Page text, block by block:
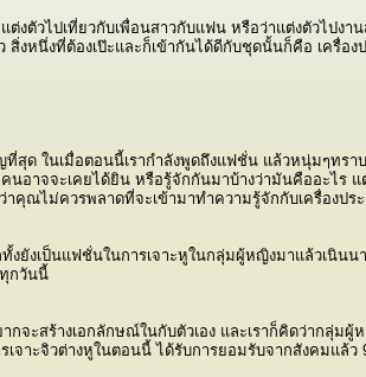
ต่งตัวไปเที่ยวกับเพื่อนสาวกับแฟน หรือว่าแต่งตัวไป
สิ่งหนึ่งที่ต้องเป๊ะและก็เข้ากันได้ดีกับชุดนั้นก็คือ เครื่อง
สุด ในเมื่อตอนนี้เรากำลังพูดถึงแฟชั่น แล้วหนุ่มๆทร
อาจจะเคยได้ยิน หรือรู้จักกันมาบ้างว่ามันคืออะไร
าคุณไม่ควรพลาดที่จะเข้ามาทำความรู้จักกับเครื่องป
งยังเป็นแฟชั่นในการเจาะหูในกลุ่มผู้หญิงมาแล้วเนิ
กวันนี้
กจะสร้างเอกลักษณ์ในกับตัวเอง และเราก็คิดว่ากลุ่ม
จาะจิวต่างหูในตอนนี้ ได้รับการยอมรับจากสังคมแล้